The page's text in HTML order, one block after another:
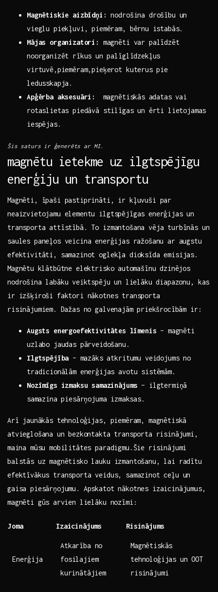
Magnētiskie aizbīdņi: nodrošina drošību un
vieglu piekļuvi, piemēram, bērnu⁤ istabās.
Mājas organizatori:
magnēti var​ palīdzēt
noorganizēt rīkus⁢ un palīglīdzekļus
virtuvē,piemēram,pieķerot kuterus ⁢pie
ledusskapja.
Apģērba aksesuāri:
⁣ magnētiskās⁤ adatas ‌vai
rotaslietas piedāvā ​stilīgas⁣ un ērti​ lietojamas​
iespējas.
Šis saturs⁤ ir ģenerēts‍ ar MI.
magnētu ‍ietekme‌ uz ilgtspējīgu
enerģiju un transportu
Magnēti, īpaši pastiprināti,‍ ir kļuvuši par
neaizvietojamu elementu ilgtspējīgas enerģijas un
transporta attīstībā. To ‌izmantošana vēja ‍turbīnās ⁣un
saules paneļos veicina⁣ enerģijas​ ražošanu ar augstu
efektivitāti, samazinot oglekļa dioksīda emisijas.
Magnētu ⁣klātbūtne elektrisko⁣ automašīnu dzinējos
nodrošina labāku ⁤veiktspēju un ⁤lielāku ​diapazonu, kas
ir izšķiroši ‍faktori nākotnes transporta
risinājumiem.⁤ Dažas no galvenajām⁣ priekšrocībām ir:
Augsts energoefektivitātes ⁣līmenis – ‌magnēti
uzlabo jaudas pārveidošanu.
Ilgtspējība – ⁣mazāks atkritumu veidojums no
tradicionālām‍ enerģijas ‌avotu sistēmām.
Nozīmīgs​ izmaksu samazinājums – ilgtermiņā
⁤samazina piesārņojuma ⁣izmaksas.
Arī ⁢jaunākās tehnoloģijas, piemēram, magnētiskā
atvieglošana un ⁣bezkontakta transporta risinājumi,
⁣maina mūsu mobilitātes ‌paradigmu.Šie risinājumi
‌balstās‍ uz magnētisko lauku izmantošanu, lai radītu
efektīvākus transporta veidus, samazinot ceļu un‌
gaisa piesārņojumu. Apskatot‍ nākotnes izaicinājumus,
magnēti gūs⁤ arvien lielāku nozīmi:
Joma Izaicinājums Risinājums
Enerģija
Atkarība no
fosilajiem
⁢kurinātājiem
Magnētiskās
tehnoloģijas un OOT
risinājumi